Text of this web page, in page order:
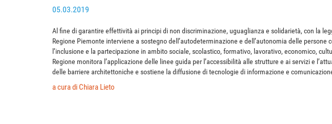
05.03.2019
Al fine di garantire effettività ai principi di non discriminazione, uguaglianza e solidarietà, con la
Regione Piemonte interviene a sostegno dell’autodeterminazione e dell’autonomia delle persone
l’inclusione e la partecipazione in ambito sociale, scolastico, formativo, lavorativo, economico,
Regione monitora l’applicazione delle linee guida per l’accessibilità alle strutture e ai servizi e
delle barriere architettoniche e sostiene la diffusione di tecnologie di informazione e
a cura di Chiara Lieto